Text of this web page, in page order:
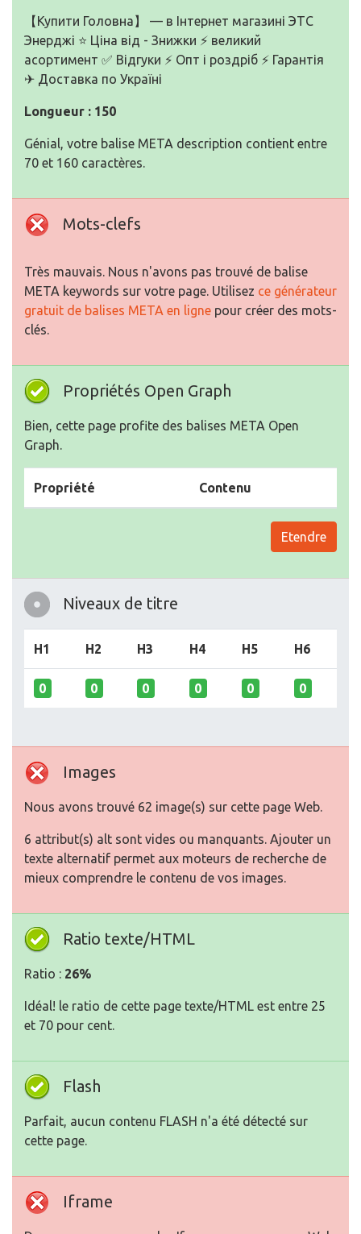
【Купити Головна】 — в Інтернет магазині ЭТС
Энерджі ⭐ Ціна від - Знижки ⚡ великий
асортимент ✅ Відгуки ⚡ Опт і роздріб ⚡ Гарантія
✈ Доставка по Україні
Longueur : 150
Génial, votre balise META description contient entre
70 et 160 caractères.
Mots-clefs
Très mauvais. Nous n'avons pas trouvé de balise
META keywords sur votre page. Utilisez ce générateur
gratuit de balises META en ligne pour créer des mots-
clés.
Propriétés Open Graph
Bien, cette page profite des balises META Open
Graph.
Propriété Contenu
Etendre
Niveaux de titre
H1 H2 H3 H4 H5 H6
0 0 0 0 0 0
Images
Nous avons trouvé 62 image(s) sur cette page Web.
6 attribut(s) alt sont vides ou manquants. Ajouter un
texte alternatif permet aux moteurs de recherche de
mieux comprendre le contenu de vos images.
Ratio texte/HTML
Ratio : 26%
Idéal! le ratio de cette page texte/HTML est entre 25
et 70 pour cent.
Flash
Parfait, aucun contenu FLASH n'a été détecté sur
cette page.
Iframe